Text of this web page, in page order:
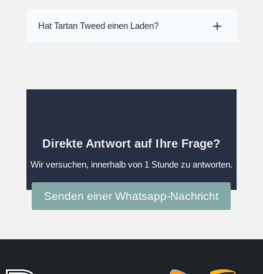
Hat Tartan Tweed einen Laden?
Direkte Antwort auf Ihre Frage?
Wir versuchen, innerhalb von 1 Stunde zu antworten.
Senden einer Whatsapp-Nachricht